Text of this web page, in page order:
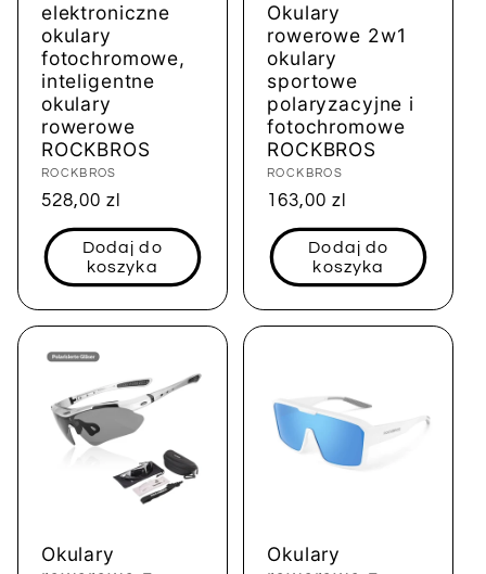
elektroniczne
okulary
fotochromowe,
inteligentne
okulary
rowerowe
ROCKBROS
Dostawca:
ROCKBROS
Cena
regularna
528,00 zl
Dodaj do
koszyka
Okulary
rowerowe 2w1
okulary
sportowe
polaryzacyjne i
fotochromowe
ROCKBROS
Dostawca:
ROCKBROS
Cena
regularna
163,00 zl
Dodaj do
koszyka
Okulary
Okulary